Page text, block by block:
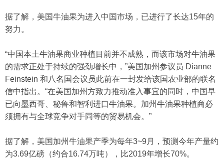
据了解，美国牛油果为进入中国市场，已进行了长达15年的
努力。
“中国本土牛油果商业种植目前并不成熟，而该市场对牛油果
的需求正处于持续的强劲增长中，”美国加州参议员 Dianne
Feinstein 和八名国会议员此前在一封发给该国农业部的联名
信中指出。“在美国加州方致力推动准入事宜的同时，中国早
已向墨西哥、秘鲁和智利进口牛油果。加州牛油果种植商必
须拥有与全球竞争对手同等的贸易机会。”
据了解，美国加州牛油果产季为每年3~9月，预测今年产量约
为3.69亿磅（约合16.74万吨），比2019年增长70%。